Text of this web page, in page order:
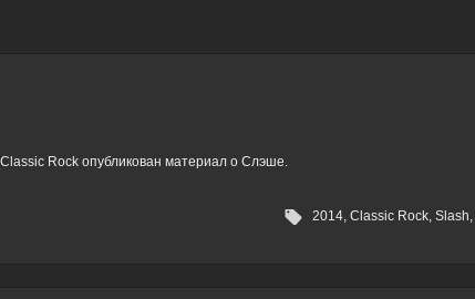
Rock опубликован материал о Слэше.
2014, Classic Rock, Slash